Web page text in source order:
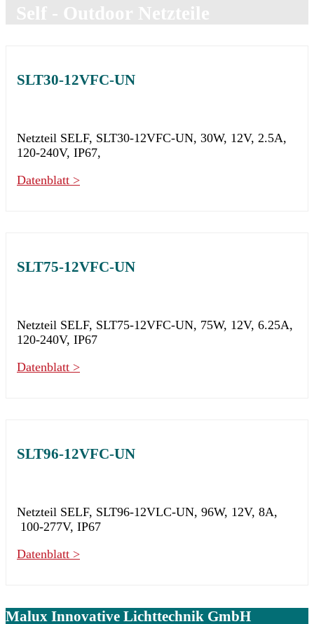
SLT30-12VFC-UN
Netzteil SELF, SLT30-12VFC-UN, 30W, 12V, 2.5A,
120-240V, IP67,
Datenblatt >
SLT75-12VFC-UN
Netzteil SELF, SLT75-12VFC-UN, 75W, 12V, 6.25A,
120-240V, IP67
Datenblatt >
SLT96-12VFC-UN
Netzteil SELF, SLT96-12VLC-UN, 96W, 12V, 8A,
100-277V, IP67
Datenblatt >
Malux Innovative Lichttechnik GmbH